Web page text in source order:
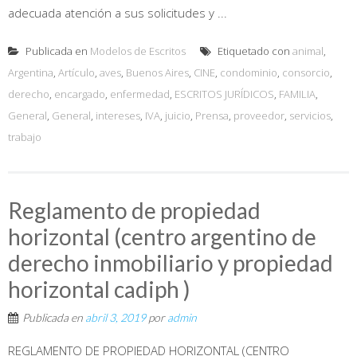
adecuada atención a sus solicitudes y ...
Publicada en Modelos de Escritos Etiquetado con animal,
Argentina, Artículo, aves, Buenos Aires, CINE, condominio, consorcio,
derecho, encargado, enfermedad, ESCRITOS JURÍDICOS, FAMILIA,
General, General, intereses, IVA, juicio, Prensa, proveedor, servicios,
trabajo
Reglamento de propiedad
horizontal (centro argentino de
derecho inmobiliario y propiedad
horizontal cadiph )
Publicada en abril 3, 2019poradmin
REGLAMENTO DE PROPIEDAD HORIZONTAL (CENTRO